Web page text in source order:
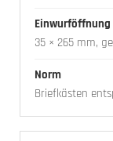
Einwurföffnung
35 × 265 mm,
Norm
Briefkästen